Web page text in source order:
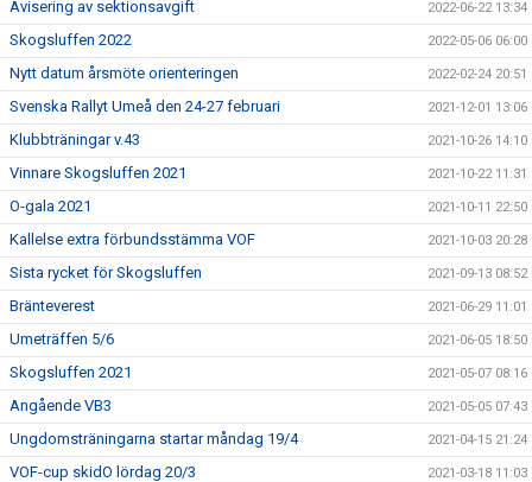
Avisering av sektionsavgift 2022-06-22 13:34
Skogsluffen 2022 2022-05-06 06:00
Nytt datum årsmöte orienteringen 2022-02-24 20:51
Svenska Rallyt Umeå den 24-27 februari 2021-12-01 13:06
Klubbträningar v.43 2021-10-26 14:10
Vinnare Skogsluffen 2021 2021-10-22 11:31
O-gala 2021 2021-10-11 22:50
Kallelse extra förbundsstämma VOF 2021-10-03 20:28
Sista rycket för Skogsluffen 2021-09-13 08:52
Bränteverest 2021-06-29 11:01
Umeträffen 5/6 2021-06-05 18:50
Skogsluffen 2021 2021-05-07 08:16
Angående VB3 2021-05-05 07:43
Ungdomsträningarna startar måndag 19/4 2021-04-15 21:24
VOF-cup skidO lördag 20/3 2021-03-18 11:03